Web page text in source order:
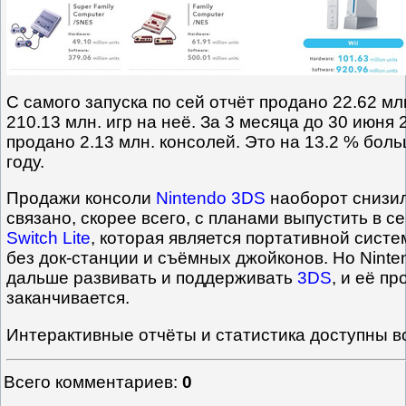
С самого запуска по сей отчёт продано 22.62
210.13 млн. игр на неё. За 3 месяца до 30 июня
продано 2.13 млн. консолей. Это на 13.2 %
году.
Продажи консоли Nintendo 3DS наоборот
связано, скорее всего, с планами выпустить в
Switch Lite, которая является портативной
без док-станции и съёмных джойконов. Но
дальше развивать и поддерживать 3DS, и её
заканчивается.
Интерактивные отчёты и статистика доступны
Всего комментариев: 0